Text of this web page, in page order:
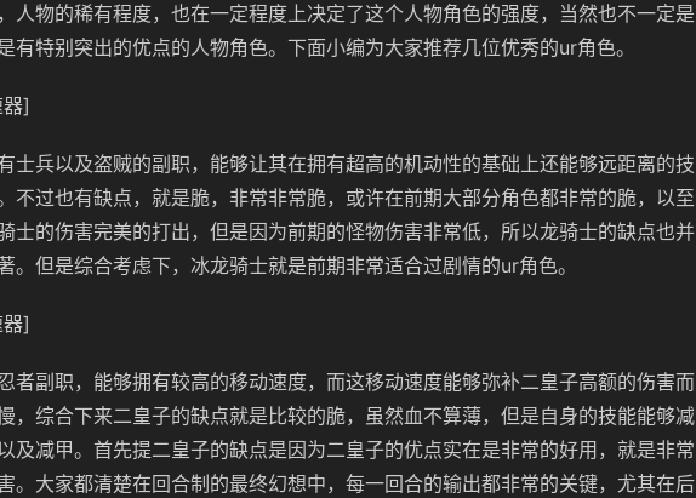
人物的稀有程度，也在一定程度上决定了这个人物角色的强度，当然也不一定是
有特别突出的优点的人物角色。下面小编为大家推荐几位优秀的ur角色。
]
士兵以及盗贼的副职，能够让其在拥有超高的机动性的基础上还能够远距离的技
不过也有缺点，就是脆，非常非常脆，或许在前期大部分角色都非常的脆，以至
士的伤害完美的打出，但是因为前期的怪物伤害非常低，所以龙骑士的缺点也并
。但是综合考虑下，冰龙骑士就是前期非常适合过剧情的ur角色。
]
者副职，能够拥有较高的移动速度，而这移动速度能够弥补二皇子高额的伤害而
，综合下来二皇子的缺点就是比较的脆，虽然血不算薄，但是自身的技能能够减
及减甲。首先提二皇子的缺点是因为二皇子的优点实在是非常的好用，就是非常
。大家都清楚在回合制的最终幻想中，每一回合的输出都非常的关键，尤其在后